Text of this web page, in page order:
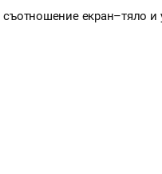
съотношение екран–тяло и